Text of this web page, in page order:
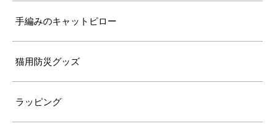
手編みのキャットピロー
猫用防災グッズ
ラッピング